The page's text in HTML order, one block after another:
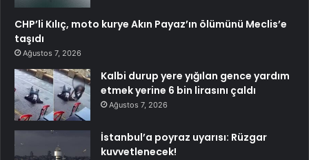
CHP’li Kılıç, moto kurye Akın Payaz’ın ölümünü Meclis’e
taşıdı
Ağustos 7, 2026
Kalbi durup yere yığılan gence yardım
etmek yerine 6 bin lirasını çaldı
Ağustos 7, 2026
İstanbul’a poyraz uyarısı: Rüzgar
kuvvetlenecek!